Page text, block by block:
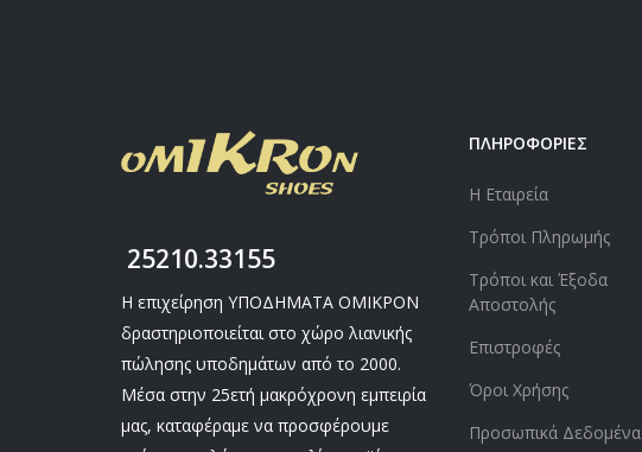
25210.33155
Η επιχείρηση ΥΠΟΔΗΜΑΤΑ ΟΜΙΚΡΟΝ
δραστηριοποιείται στο χώρο λιανικής
πώλησης υποδημάτων από το 2000.
Μέσα στην 25ετή μακρόχρονη εμπειρία
μας, καταφέραμε να προσφέρουμε
ΠΛΗΡΟΦΟΡΙΕΣ
Η Εταιρεία
Τρόποι Πληρωμής
Τρόποι και Έξοδα
Αποστολής
Επιστροφές
Όροι Χρήσης
Προσωπικά Δεδομένα